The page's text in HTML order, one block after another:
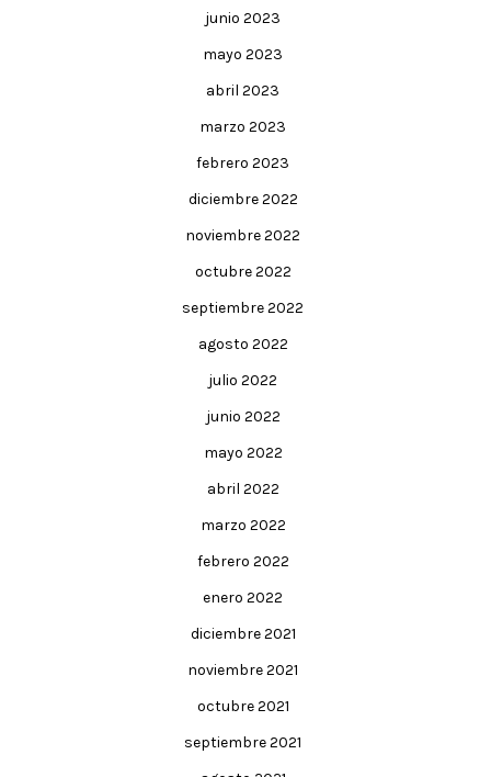
junio 2023
mayo 2023
abril 2023
marzo 2023
febrero 2023
diciembre 2022
noviembre 2022
octubre 2022
septiembre 2022
agosto 2022
julio 2022
junio 2022
mayo 2022
abril 2022
marzo 2022
febrero 2022
enero 2022
diciembre 2021
noviembre 2021
octubre 2021
septiembre 2021